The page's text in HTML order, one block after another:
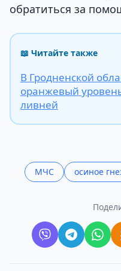
обратиться за
📖 Читайте также
В Гродненской
оранжевый
ливней
МЧС осиное